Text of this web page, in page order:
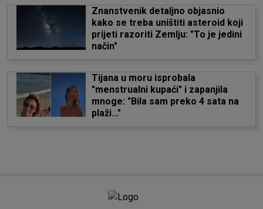
Znanstvenik detaljno objasnio
kako se treba uništiti asteroid koji
prijeti razoriti Zemlju: "To je jedini
način"
Tijana u moru isprobala
"menstrualni kupaći" i zapanjila
mnoge: "Bila sam preko 4 sata na
plaži..."